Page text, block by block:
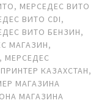
, МЕРСЕДЕС ВИТО
ВИТО CDI,
ВИТО БЕНЗИН,
МАГАЗИН,
, МЕРСЕДЕС
КАЗАХСТАН,
МАГАЗИНА
МАГАЗИНА